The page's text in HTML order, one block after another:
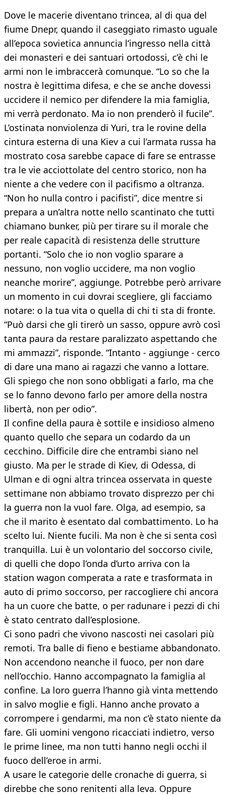
Dove le macerie diventano trincea, al di qua del
fiume Dnepr, quando il caseggiato rimasto uguale
all’epoca sovietica annuncia l’ingresso nella città
dei monasteri e dei santuari ortodossi, c’è chi le
armi non le imbraccerà comunque. “Lo so che la
nostra è legittima difesa, e che se anche dovessi
uccidere il nemico per difendere la mia famiglia,
mi verrà perdonato. Ma io non prenderò il fucile”.
L’ostinata nonviolenza di Yuri, tra le rovine della
cintura esterna di una Kiev a cui l’armata russa ha
mostrato cosa sarebbe capace di fare se entrasse
tra le vie acciottolate del centro storico, non ha
niente a che vedere con il pacifismo a oltranza.
“Non ho nulla contro i pacifisti”, dice mentre si
prepara a un’altra notte nello scantinato che tutti
chiamano bunker, più per tirare su il morale che
per reale capacità di resistenza delle strutture
portanti. “Solo che io non voglio sparare a
nessuno, non voglio uccidere, ma non voglio
neanche morire”, aggiunge. Potrebbe però arrivare
un momento in cui dovrai scegliere, gli facciamo
notare: o la tua vita o quella di chi ti sta di fronte.
“Può darsi che gli tirerò un sasso, oppure avrò così
tanta paura da restare paralizzato aspettando che
mi ammazzi”, risponde. “Intanto - aggiunge - cerco
di dare una mano ai ragazzi che vanno a lottare.
Gli spiego che non sono obbligati a farlo, ma che
se lo fanno devono farlo per amore della nostra
libertà, non per odio”.
Il confine della paura è sottile e insidioso almeno
quanto quello che separa un codardo da un
cecchino. Difficile dire che entrambi siano nel
giusto. Ma per le strade di Kiev, di Odessa, di
Ulman e di ogni altra trincea osservata in queste
settimane non abbiamo trovato disprezzo per chi
la guerra non la vuol fare. Olga, ad esempio, sa
che il marito è esentato dal combattimento. Lo ha
scelto lui. Niente fucili. Ma non è che si senta così
tranquilla. Lui è un volontario del soccorso civile,
di quelli che dopo l’onda d’urto arriva con la
station wagon comperata a rate e trasformata in
auto di primo soccorso, per raccogliere chi ancora
ha un cuore che batte, o per radunare i pezzi di chi
è stato centrato dall’esplosione.
Ci sono padri che vivono nascosti nei casolari più
remoti. Tra balle di fieno e bestiame abbandonato.
Non accendono neanche il fuoco, per non dare
nell’occhio. Hanno accompagnato la famiglia al
confine. La loro guerra l’hanno già vinta mettendo
in salvo moglie e figli. Hanno anche provato a
corrompere i gendarmi, ma non c’è stato niente da
fare. Gli uomini vengono ricacciati indietro, verso
le prime linee, ma non tutti hanno negli occhi il
fuoco dell’eroe in armi.
A usare le categorie delle cronache di guerra, si
direbbe che sono renitenti alla leva. Oppure